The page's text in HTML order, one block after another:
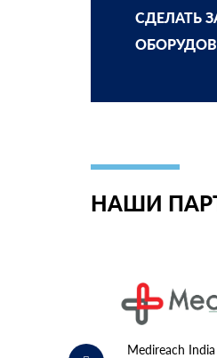
СДЕЛАТЬ
НАШИ
Medireach